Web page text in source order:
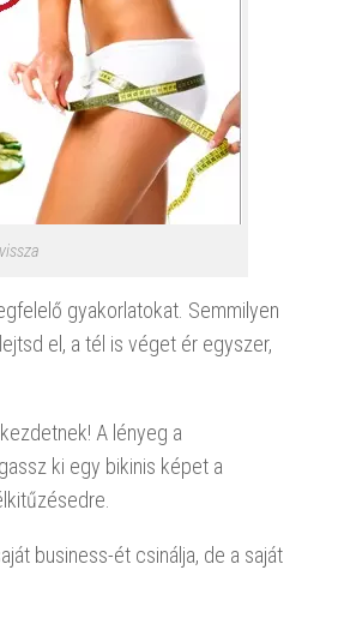
gyakorlatokat. Semmilyen
el, a tél is véget ér egyszer,
A lényeg a
ki egy bikinis képet a
business-ét csinálja, de a saját